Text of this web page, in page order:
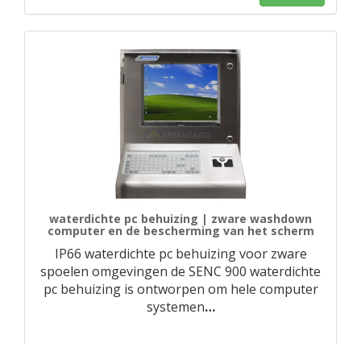
waterdichte pc behuizing | zware washdown
computer en de bescherming van het scherm
IP66 waterdichte pc behuizing voor zware
spoelen omgevingen de SENC 900 waterdichte
pc behuizing is ontworpen om hele computer
systemen…